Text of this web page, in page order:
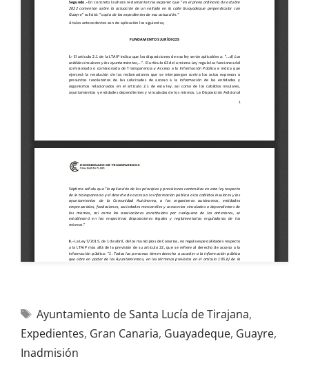
Ayuntamiento de Santa Lucía de Tirajana,
Expedientes, Gran Canaria, Guayadeque, Guayre,
Inadmisión